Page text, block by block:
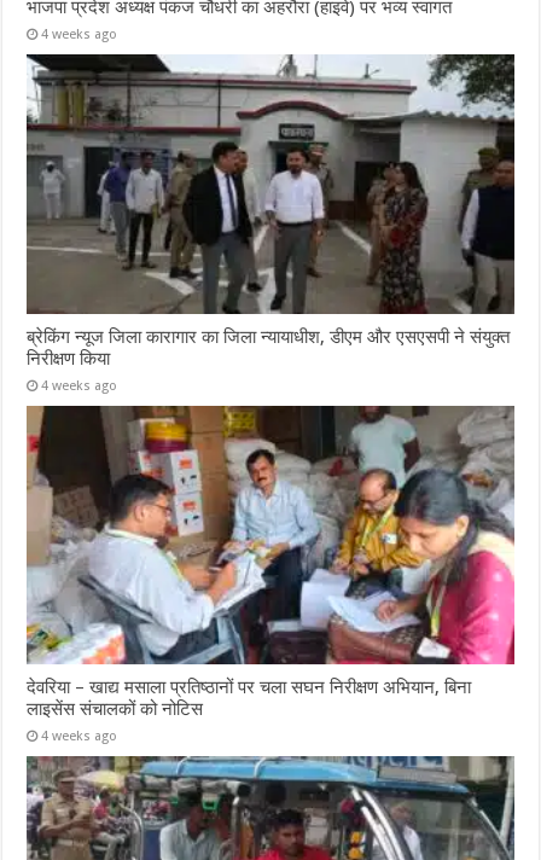
भाजपा प्रदेश अध्यक्ष पंकज चौधरी का अहरौरा (हाइवे) पर भव्य स्वागत
4 weeks ago
ब्रेकिंग न्यूज जिला कारागार का जिला न्यायाधीश, डीएम और एसएसपी ने संयुक्त
निरीक्षण किया
4 weeks ago
देवरिया – खाद्य मसाला प्रतिष्ठानों पर चला सघन निरीक्षण अभियान, बिना
लाइसेंस संचालकों को नोटिस
4 weeks ago